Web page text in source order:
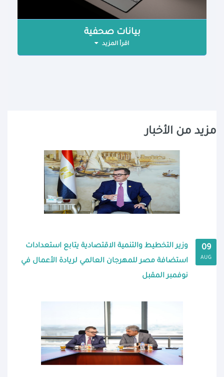
بيانات صحفية
اقرأ المزيد
مزيد من الأخبار
09
AUG
وزير التخطيط والتنمية الاقتصادية يتابع استعدادات
استضافة مصر للمهرجان العالمي لريادة الأعمال في
نوفمبر المقبل